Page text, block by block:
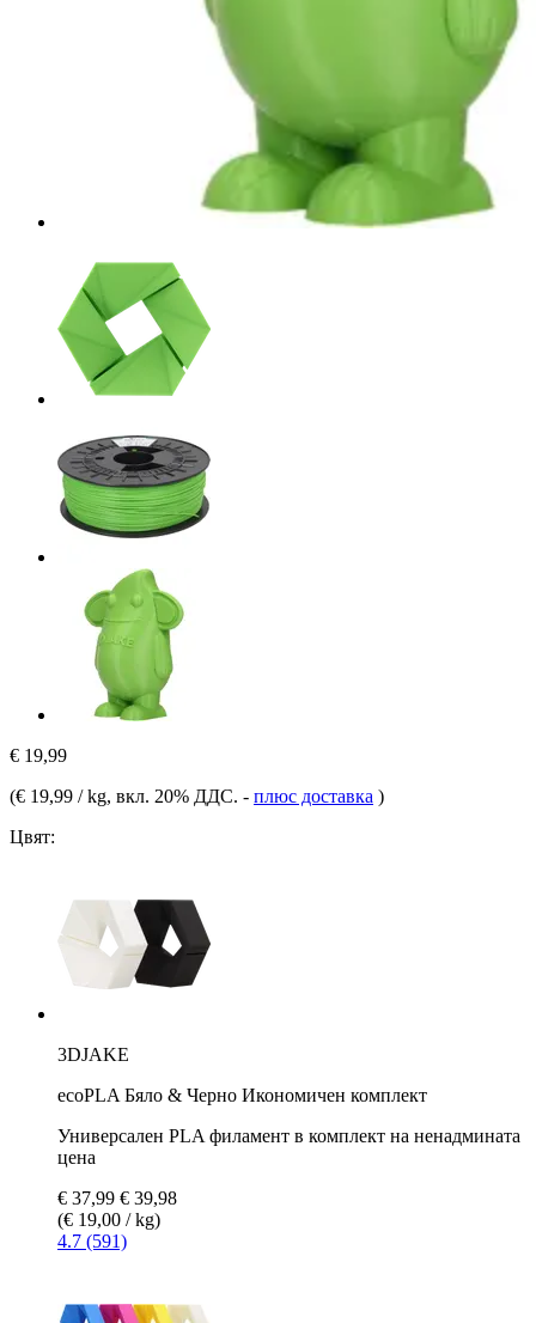
€ 19,99
(€ 19,99 / kg, вкл. 20% ДДС. - плюс доставка )
Цвят:
3DJAKE
ecoPLA Бяло & Черно Икономичен комплект
Универсален PLA филамент в комплект на ненадмината
цена
€ 37,99 € 39,98
(€ 19,00 / kg)
4.7 (591)